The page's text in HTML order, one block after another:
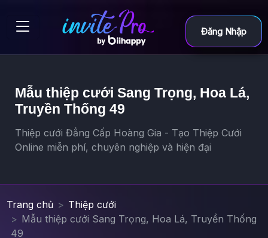
Đăng Nhập
Mẫu thiệp cưới Sang Trọng, Hoa Lá,
Truyền Thống 49
Thiệp cưới Đẳng Cấp Hoàng Gia - Tạo Thiệp Cưới
Online miễn phí, chuyên nghiệp và hiện đại
Trang chủ
Thiệp cưới
Mẫu thiệp cưới Sang Trọng, Hoa Lá, Truyền Thống
49